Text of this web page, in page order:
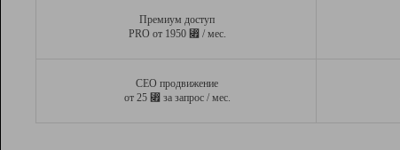
Премиум доступ
PRO от 1950 ⃏ / мес.
СЕО продвижение
от 25 ⃏ за запрос / мес.